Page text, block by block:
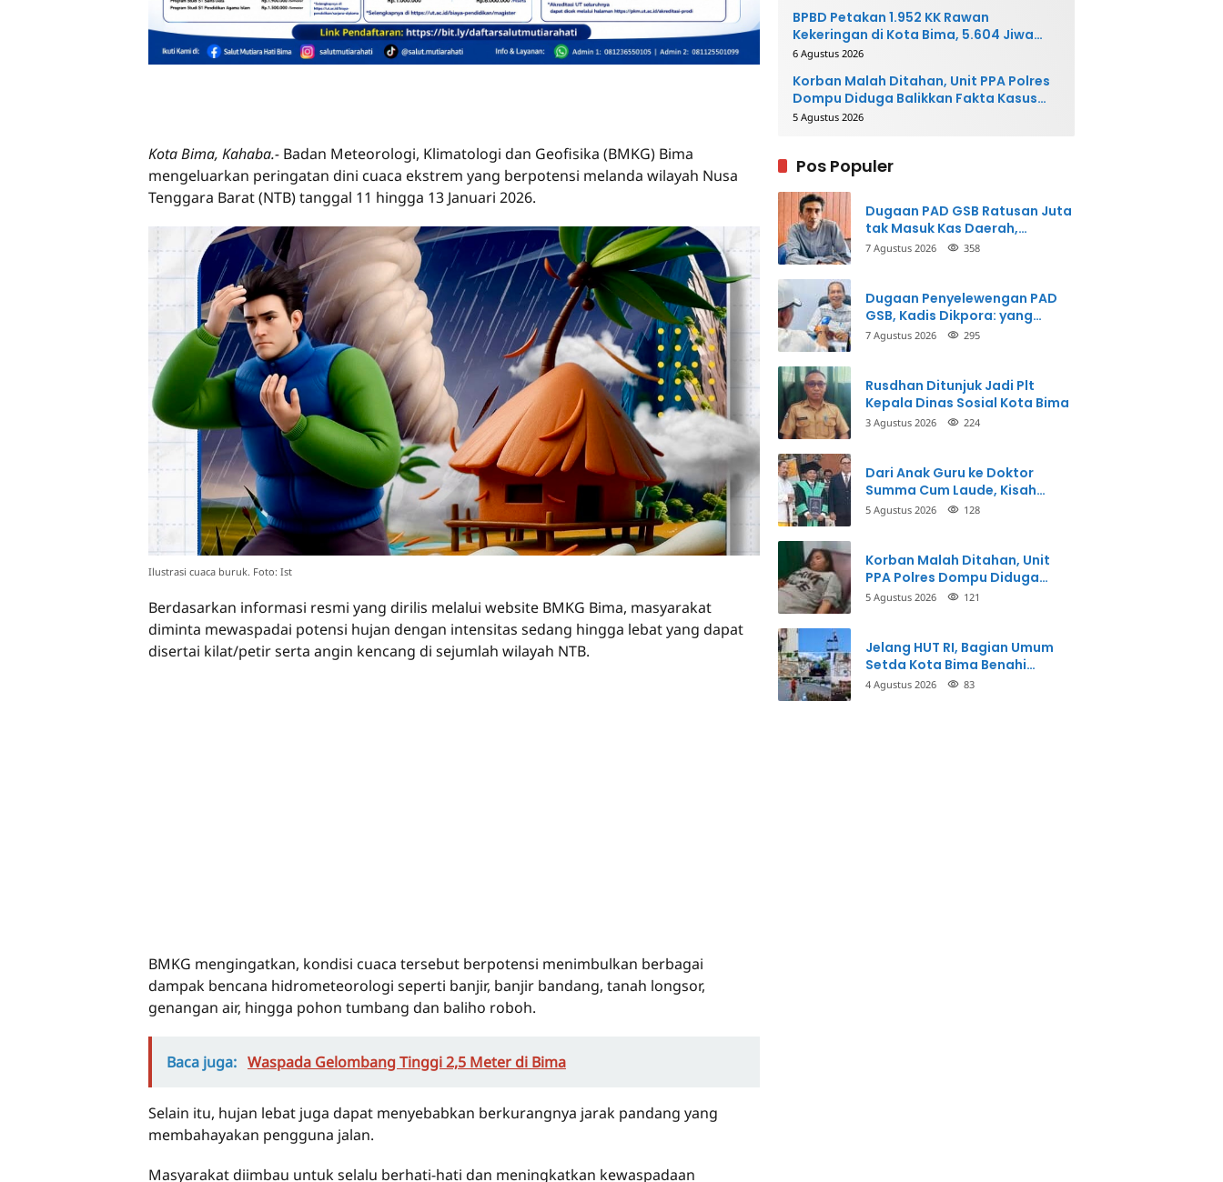
Kota Bima, Kahaba.- Badan Meteorologi, Klimatologi dan Geofisika (BMKG) Bima
mengeluarkan peringatan dini cuaca ekstrem yang berpotensi melanda wilayah Nusa
Tenggara Barat (NTB) tanggal 11 hingga 13 Januari 2026.
Ilustrasi cuaca buruk. Foto: Ist
Berdasarkan informasi resmi yang dirilis melalui website BMKG Bima, masyarakat
diminta mewaspadai potensi hujan dengan intensitas sedang hingga lebat yang dapat
disertai kilat/petir serta angin kencang di sejumlah wilayah NTB.
BMKG mengingatkan, kondisi cuaca tersebut berpotensi menimbulkan berbagai
dampak bencana hidrometeorologi seperti banjir, banjir bandang, tanah longsor,
genangan air, hingga pohon tumbang dan baliho roboh.
Baca juga: Waspada Gelombang Tinggi 2,5 Meter di Bima
Selain itu, hujan lebat juga dapat menyebabkan berkurangnya jarak pandang yang
membahayakan pengguna jalan.
Masyarakat diimbau untuk selalu berhati-hati dan meningkatkan kewaspadaan
BPBD Petakan 1.952 KK Rawan
Kekeringan di Kota Bima, 5.604 Jiwa
Berpotensi Terdampak
6 Agustus 2026
Korban Malah Ditahan, Unit PPA Polres
Dompu Diduga Balikkan Fakta Kasus
Penganiayaan
5 Agustus 2026
Pos Populer
Dugaan PAD GSB Ratusan Juta
tak Masuk Kas Daerah,
Inspektorat Panggil Pihak
7 Agustus 2026 358
Dugaan Penyelewengan PAD
GSB, Kadis Dikpora: yang
Bersangkutan Akui
7 Agustus 2026 295
Rusdhan Ditunjuk Jadi Plt
Kepala Dinas Sosial Kota Bima
3 Agustus 2026 224
Dari Anak Guru ke Doktor
Summa Cum Laude, Kisah
Taman Firdaus Menginspirasi
5 Agustus 2026 128
Korban Malah Ditahan, Unit
PPA Polres Dompu Diduga
Balikkan Fakta Kasus
5 Agustus 2026 121
Jelang HUT RI, Bagian Umum
Setda Kota Bima Benahi
Kantor Pemkot
4 Agustus 2026 83